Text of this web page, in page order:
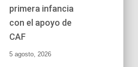
primera infancia
con el apoyo de
CAF
5 agosto, 2026